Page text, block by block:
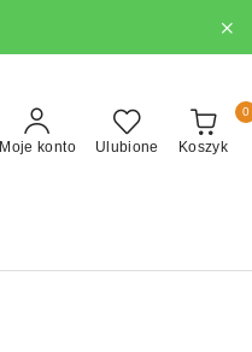
Moje konto Ulubione Koszyk
0